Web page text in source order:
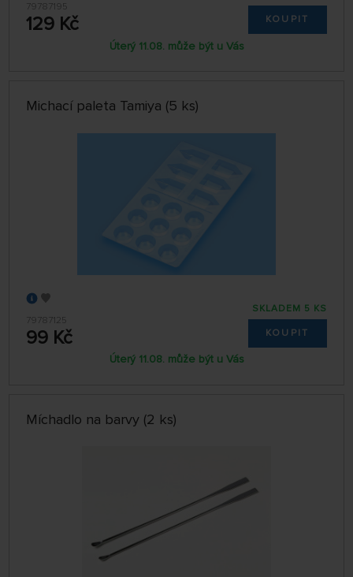
79787195
129 Kč KOUPIT
Úterý 11.08. může být u Vás
Michací paleta Tamiya (5 ks)
79787125
99 Kč
SKLADEM 5 KS
KOUPIT
Úterý 11.08. může být u Vás
Míchadlo na barvy (2 ks)